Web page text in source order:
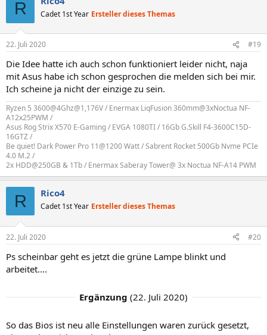
R Cadet 1st Year Ersteller dieses Themas
22. Juli 2020 #19
Die Idee hatte ich auch schon funktioniert leider nicht, naja
mit Asus habe ich schon gesprochen die melden sich bei mir.
Ich scheine ja nicht der einzige zu sein.
Ryzen 5 3600@4Ghz@1,176V / Enermax LiqFusion 360mm@3xNoctua NF-
A12x25PWM /
Asus Rog Strix X570 E-Gaming / EVGA 1080TI / 16Gb G.Skill F4-3600C15D-
16GTZ /
Be quiet! Dark Power Pro 11@1200 Watt / Sabrent Rocket 500Gb Nvme PCIe
4.0 M.2 /
2x HDD@250GB & 1Tb / Enermax Saberay Tower@ 3x Noctua NF-A14 PWM
R Rico4
Cadet 1st Year Ersteller dieses Themas
22. Juli 2020 #20
Ps scheinbar geht es jetzt die grüne Lampe blinkt und
arbeitet....
Ergänzung (22. Juli 2020)
So das Bios ist neu alle Einstellungen waren zurück gesetzt,